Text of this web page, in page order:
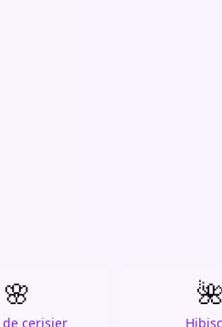
🌸
de cerisier